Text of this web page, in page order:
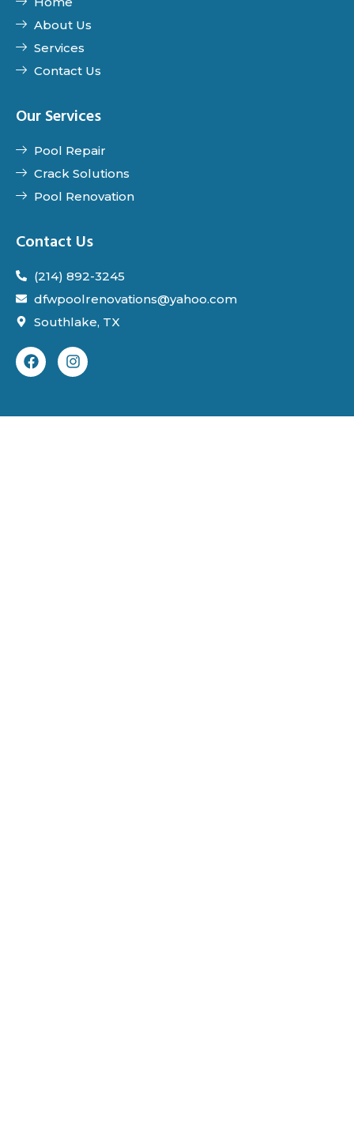
About Us
Services
Contact Us
Our Services
Pool Repair
Crack Solutions
Pool Renovation
Contact Us
(214) 892-3245
dfwpoolrenovations@yahoo.com
Southlake, TX